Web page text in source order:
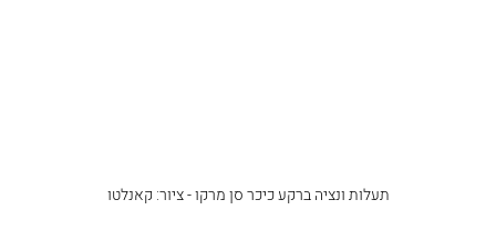
תעלות ונציה ברקע כיכר סן מרקו - ציור: קאנלטו